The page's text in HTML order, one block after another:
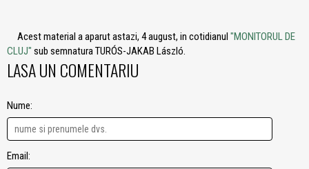
Acest material a aparut astazi, 4 august, in cotidianul "MONITORUL DE
CLUJ" sub semnatura TURÓS-JAKAB László.
LASA UN COMENTARIU
Nume:
Email: